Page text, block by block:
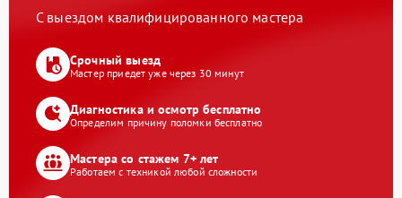
С выездом квалифицированного мастера
Срочный выезд
Мастер приедет уже через 30 минут
Диагностика и осмотр бесплатно
Определим причину поломки бесплатно
Мастера со стажем 7+ лет
Работаем с техникой любой сложности